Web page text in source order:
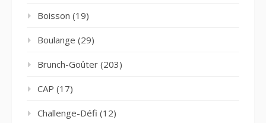
Boisson (19)
Boulange (29)
Brunch-Goûter (203)
CAP (17)
Challenge-Défi (12)